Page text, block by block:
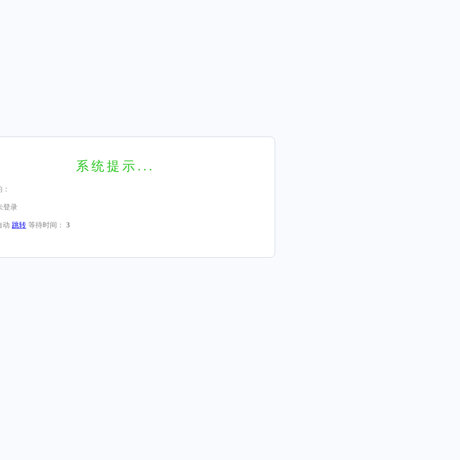
系统提示...
登录
动 跳转 等待时间： 3